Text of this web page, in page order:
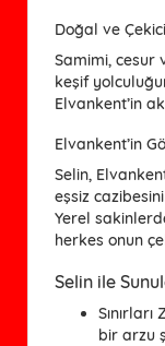
Doğal ve Çekici
Samimi, cesur
keşif
Elvankent’in
Elvankent’in
Selin,
eşsiz
Yerel
herkes onun
Selin ile
bir arzu